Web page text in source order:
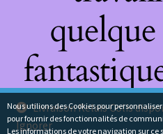
Livraison Relais Colis
Ignorer
Nous utilions des Cookies pour
pour fournir des fonctionnalités de
Les informations de votre navigation sur ce